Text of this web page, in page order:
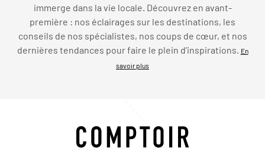
immerge dans la vie locale. Découvrez en avant-
première : nos éclairages sur les destinations, les
conseils de nos spécialistes, nos coups de cœur, et nos
dernières tendances pour faire le plein d’inspirations. En
savoir plus